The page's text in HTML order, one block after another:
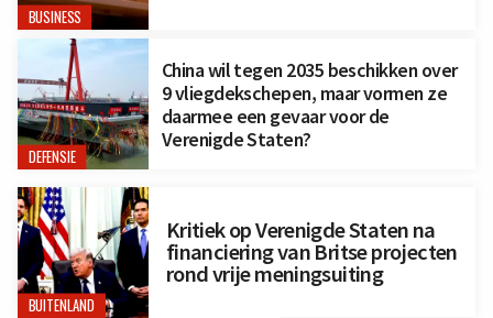
BUSINESS
DEFENSIE
China wil tegen 2035 beschikken over
9 vliegdekschepen, maar vormen ze
daarmee een gevaar voor de
Verenigde Staten?
BUITENLAND
Kritiek op Verenigde Staten na
financiering van Britse projecten
rond vrije meningsuiting